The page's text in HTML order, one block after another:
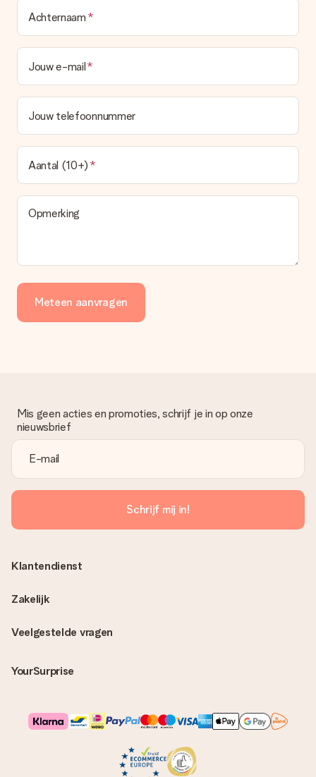
Achternaam
Jouw e-mail
Jouw telefoonnummer
Aantal (10+)
Opmerking
Meteen aanvragen
Mis geen acties en promoties, schrijf je in op onze
nieuwsbrief
Schrijf mij in!
Veelgestelde vragen
YourSurprise
Klantendienst
Zakelijk